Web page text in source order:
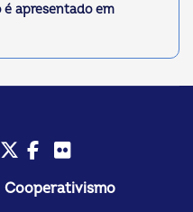
é apresentado em
Twitter/X
Facebook
Cooperativismo